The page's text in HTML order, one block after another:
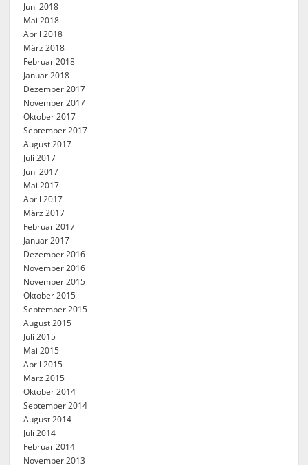
Juni 2018
Mai 2018
April 2018
März 2018
Februar 2018
Januar 2018
Dezember 2017
November 2017
Oktober 2017
September 2017
August 2017
Juli 2017
Juni 2017
Mai 2017
April 2017
März 2017
Februar 2017
Januar 2017
Dezember 2016
November 2016
November 2015
Oktober 2015
September 2015
August 2015
Juli 2015
Mai 2015
April 2015
März 2015
Oktober 2014
September 2014
August 2014
Juli 2014
Februar 2014
November 2013